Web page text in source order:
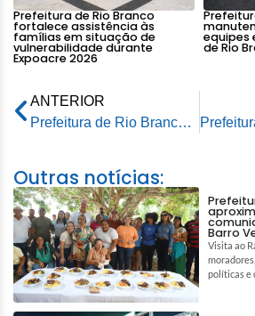
Prefeitura de Rio Branco
fortalece assistência às
famílias em situação de
vulnerabilidade durante
Expoacre 2026
equipes
de Rio
ANTERIOR
Prefeitura de Rio Branco moderniza sistema de abastecimento do Tucumã com novos equipamentos
Outras notícias:
Barro
Visita ao
políticas e